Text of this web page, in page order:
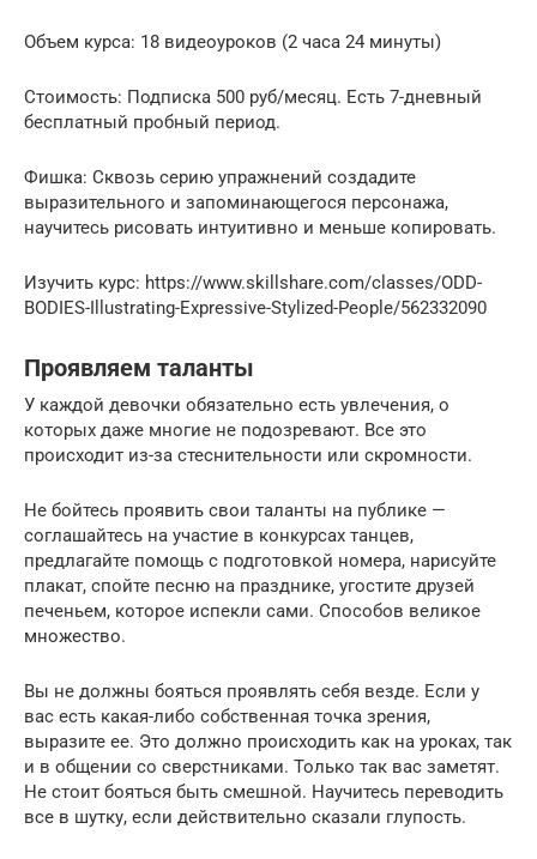
Объем курса: 18 видеоуроков (2 часа 24 минуты)
Стоимость: Подписка 500 руб/месяц. Есть 7-дневный
бесплатный пробный период.
Фишка: Сквозь серию упражнений создадите
выразительного и запоминающегося персонажа,
научитесь рисовать интуитивно и меньше копировать.
Изучить курс: https://www.skillshare.com/classes/ODD-
BODIES-Illustrating-Expressive-Stylized-People/562332090
Проявляем таланты
У каждой девочки обязательно есть увлечения, о
которых даже многие не подозревают. Все это
происходит из-за стеснительности или скромности.
Не бойтесь проявить свои таланты на публике —
соглашайтесь на участие в конкурсах танцев,
предлагайте помощь с подготовкой номера, нарисуйте
плакат, спойте песню на празднике, угостите друзей
печеньем, которое испекли сами. Способов великое
множество.
Вы не должны бояться проявлять себя везде. Если у
вас есть какая-либо собственная точка зрения,
выразите ее. Это должно происходить как на уроках, так
и в общении со сверстниками. Только так вас заметят.
Не стоит бояться быть смешной. Научитесь переводить
все в шутку, если действительно сказали глупость.